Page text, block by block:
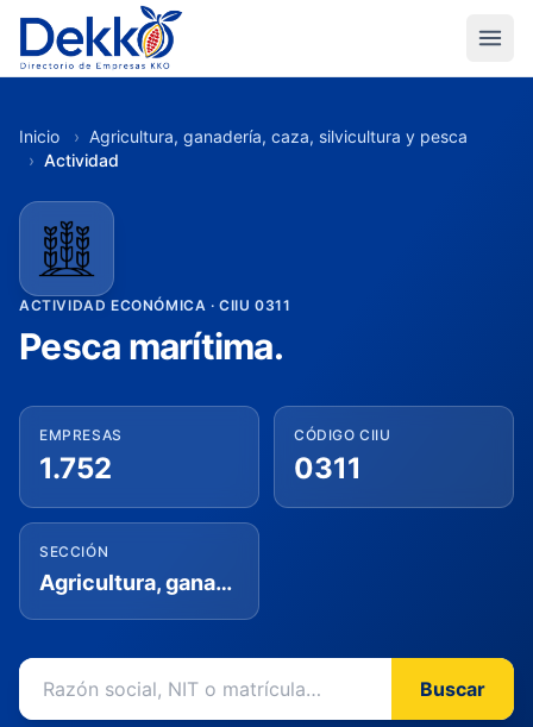
Inicio › Agricultura, ganadería, caza, silvicultura y pesca
› Actividad
ACTIVIDAD ECONÓMICA · CIIU 0311
Pesca marítima.
EMPRESAS
1.752
CÓDIGO CIIU
0311
SECCIÓN
Agricultura, ganadería, caza, silvicultura y pesca
Buscar